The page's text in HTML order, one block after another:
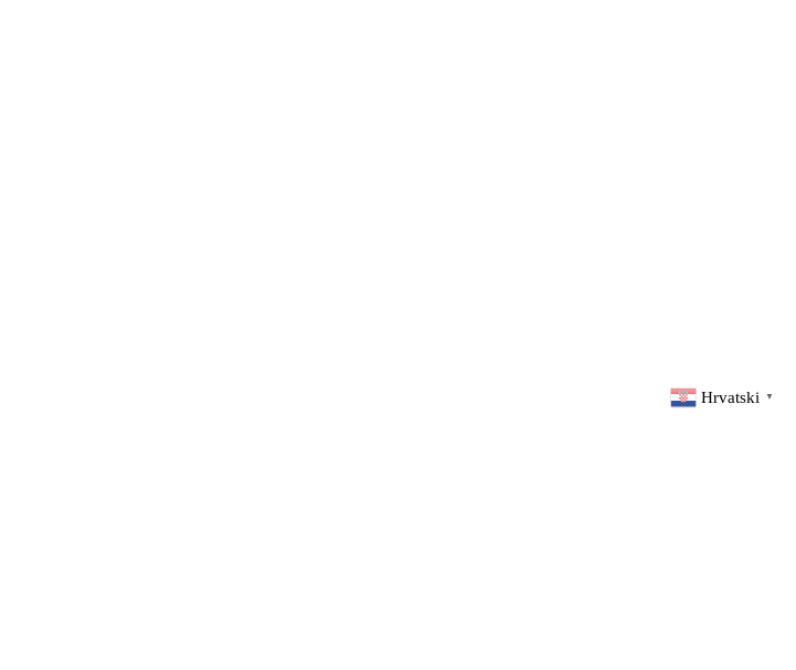
Hrvatski ▼